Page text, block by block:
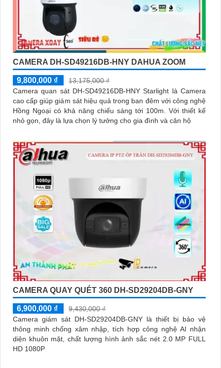
CAMERA DH-SD49216DB-HNY DAHUA ZOOM
9,800,000 ₫
13,175,000 ₫
Camera quan sát DH-SD49216DB-HNY Starlight là Camera
cao cấp giúp giám sát hiệu quả trong ban đêm với công nghệ
Hồng Ngoại có khả năng chiếu sáng tới 100m. Với thiết kế
nhỏ gọn, đây là lựa chọn lý tưởng cho gia đình và căn hộ
CAMERA QUAY QUÉT 360 DH-SD29204DB-GNY
6,900,000 ₫
9,430,000 ₫
Camera giám sát DH-SD29204DB-GNY là thiết bị bảo vệ
thông minh chống xâm nhập, tích hợp công nghệ AI nhận
diện khuôn mặt, chất lượng hình ảnh sắc nét 2.0 MP FULL
HD 1080P